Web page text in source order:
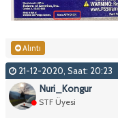
Alıntı
21-12-2020, Saat: 20:23
Nuri_Kongur
STF Üyesi